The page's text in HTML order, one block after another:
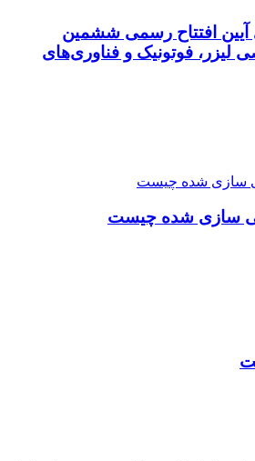
افتتاح رسمی ششمین
لیزر، فوتونیک و فناوری‌های
سازی شده چیست